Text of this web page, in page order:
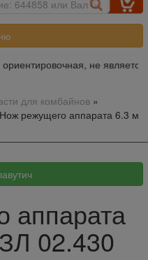
не
для комбайнов»
Нож режущего аппарата 6.3 м
аппарата
02.430